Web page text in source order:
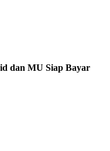
dan MU Siap Bayar